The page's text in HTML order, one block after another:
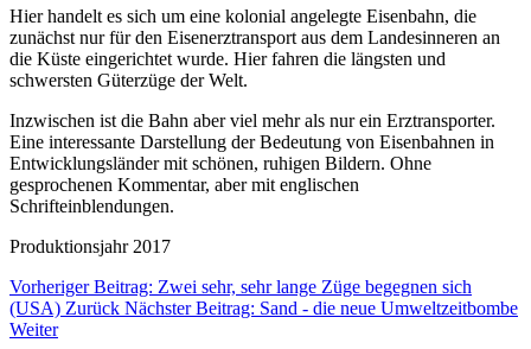
Hier handelt es sich um eine kolonial angelegte Eisenbahn, die
zunächst nur für den Eisenerztransport aus dem Landesinneren an
die Küste eingerichtet wurde. Hier fahren die längsten und
schwersten Güterzüge der Welt.
Inzwischen ist die Bahn aber viel mehr als nur ein Erztransporter.
Eine interessante Darstellung der Bedeutung von Eisenbahnen in
Entwicklungsländer mit schönen, ruhigen Bildern. Ohne
gesprochenen Kommentar, aber mit englischen
Schrifteinblendungen.
Produktionsjahr 2017
Vorheriger Beitrag: Zwei sehr, sehr lange Züge begegnen sich
(USA) Zurück Nächster Beitrag: Sand - die neue Umweltzeitbombe
Weiter